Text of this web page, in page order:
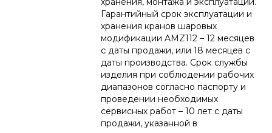
Гарантийный срок эксплуатации и
хранения кранов шаровых
модификации AMZ112 – 12 месяцев
с даты продажи, или 18 месяцев с
даты производства. Срок службы
изделия при соблюдении рабочих
диапазонов согласно паспорту и
проведении необходимых
сервисных работ – 10 лет с даты
продажи, указанной в